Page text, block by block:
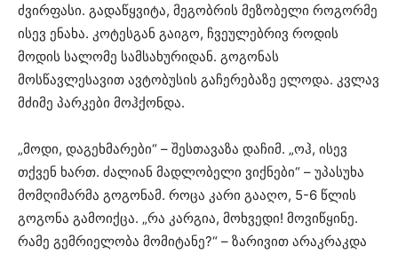
ძვირფასი. გადაწყვიტა, მეგობრის მეზობელი როგორმე
ისევ ენახა. კოტესგან გაიგო, ჩვეულებრივ როდის
მოდის სალომე სამსახურიდან. გოგონას
მოსწავლესავით ავტობუსის გაჩერებაზე ელოდა. კვლავ
მძიმე პარკები მოჰქონდა.
„მოდი, დაგეხმარები“ – შესთავაზა დაჩიმ. „ოჰ, ისევ
თქვენ ხართ. ძალიან მადლობელი ვიქნები“ – უპასუხა
მომღიმარმა გოგონამ. როცა კარი გააღო, 5-6 წლის
გოგონა გამოიქცა. „რა კარგია, მოხვედი! მოვიწყინე.
რამე გემრიელობა მომიტანე?“ – ზარივით არაკრაკდა